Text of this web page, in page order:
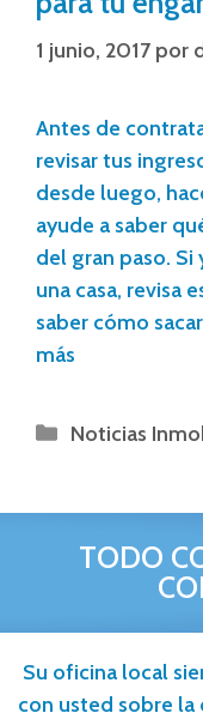
1 junio, 2017 por
Antes de
revisar tus
desde luego,
ayude a saber
del gran paso. Si
una casa, revisa
saber cómo
más
Noticias
TODO
Su oficina local
con usted sobre la